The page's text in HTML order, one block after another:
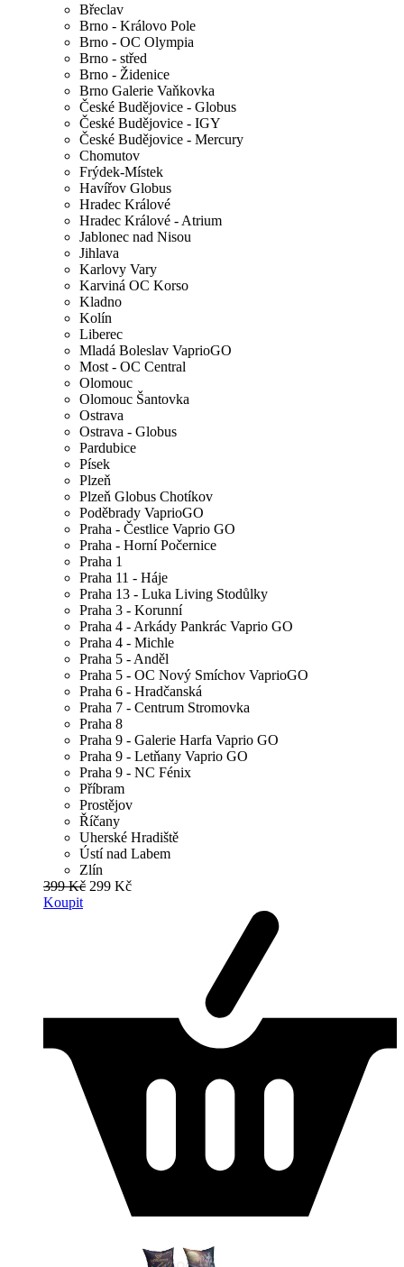
Břeclav
Brno - Královo Pole
Brno - OC Olympia
Brno - střed
Brno - Židenice
Brno Galerie Vaňkovka
České Budějovice - Globus
České Budějovice - IGY
České Budějovice - Mercury
Chomutov
Frýdek-Místek
Havířov Globus
Hradec Králové
Hradec Králové - Atrium
Jablonec nad Nisou
Jihlava
Karlovy Vary
Karviná OC Korso
Kladno
Kolín
Liberec
Mladá Boleslav VaprioGO
Most - OC Central
Olomouc
Olomouc Šantovka
Ostrava
Ostrava - Globus
Pardubice
Písek
Plzeň
Plzeň Globus Chotíkov
Poděbrady VaprioGO
Praha - Čestlice Vaprio GO
Praha - Horní Počernice
Praha 1
Praha 11 - Háje
Praha 13 - Luka Living Stodůlky
Praha 3 - Korunní
Praha 4 - Arkády Pankrác Vaprio GO
Praha 4 - Michle
Praha 5 - Anděl
Praha 5 - OC Nový Smíchov VaprioGO
Praha 6 - Hradčanská
Praha 7 - Centrum Stromovka
Praha 8
Praha 9 - Galerie Harfa Vaprio GO
Praha 9 - Letňany Vaprio GO
Praha 9 - NC Fénix
Příbram
Prostějov
Říčany
Uherské Hradiště
Ústí nad Labem
Zlín
399 Kč 299 Kč
Koupit